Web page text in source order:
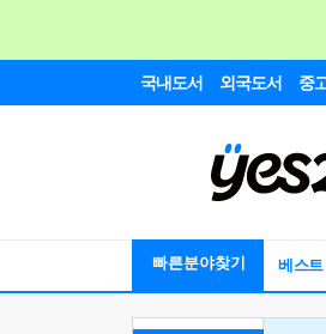
국내도서 외국도서 중
빠른분야찾기 베스트